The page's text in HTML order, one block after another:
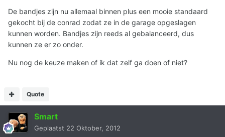
De bandjes zijn nu allemaal binnen plus een mooie standaard
gekocht bij de conrad zodat ze in de garage opgeslagen
kunnen worden. Bandjes zijn reeds al gebalanceerd, dus
kunnen ze er zo onder.
Nu nog de keuze maken of ik dat zelf ga doen of niet?
Quote
Smart
Geplaatst 22 Oktober, 2012